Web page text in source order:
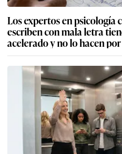
Los expertos en psicología
escriben con mala letra
acelerado y no lo hacen